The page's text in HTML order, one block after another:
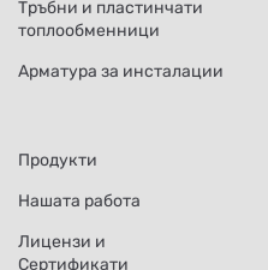
Тръбни и пластинчати
топлообменници
Арматура за инсталации
Продукти
Нашата работа
Лицензи и
Сертификати